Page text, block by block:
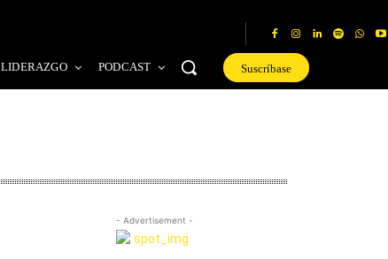
LIDERAZGO PODCAST Suscríbase
- Advertisement -